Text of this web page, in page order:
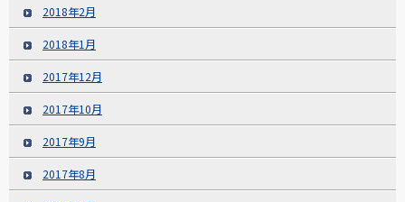
2018年2月
2018年1月
2017年12月
2017年10月
2017年9月
2017年8月